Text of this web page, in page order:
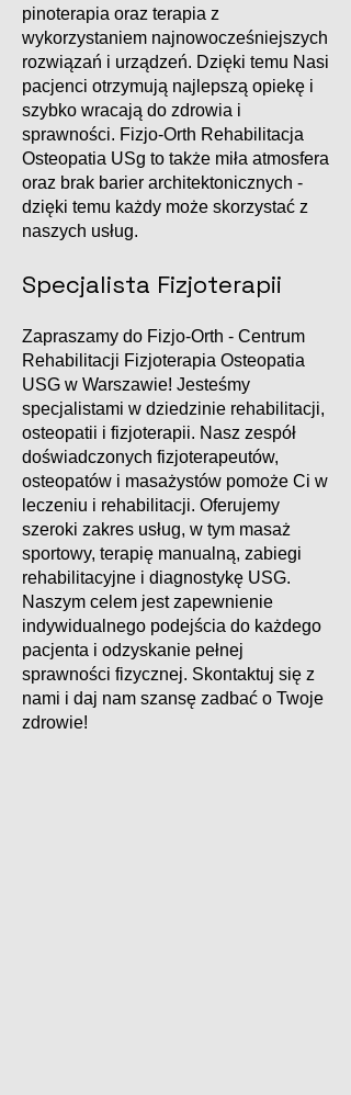
pinoterapia oraz terapia z
wykorzystaniem najnowocześniejszych
rozwiązań i urządzeń. Dzięki temu Nasi
pacjenci otrzymują najlepszą opiekę i
szybko wracają do zdrowia i
sprawności. Fizjo-Orth Rehabilitacja
Osteopatia USg to także miła atmosfera
oraz brak barier architektonicznych -
dzięki temu każdy może skorzystać z
naszych usług.
Specjalista Fizjoterapii
Zapraszamy do Fizjo-Orth - Centrum
Rehabilitacji Fizjoterapia Osteopatia
USG w Warszawie! Jesteśmy
specjalistami w dziedzinie rehabilitacji,
osteopatii i fizjoterapii. Nasz zespół
doświadczonych fizjoterapeutów,
osteopatów i masażystów pomoże Ci w
leczeniu i rehabilitacji. Oferujemy
szeroki zakres usług, w tym masaż
sportowy, terapię manualną, zabiegi
rehabilitacyjne i diagnostykę USG.
Naszym celem jest zapewnienie
indywidualnego podejścia do każdego
pacjenta i odzyskanie pełnej
sprawności fizycznej. Skontaktuj się z
nami i daj nam szansę zadbać o Twoje
zdrowie!